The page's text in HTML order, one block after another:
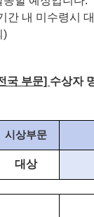
간 내 미수령시
)
국 부문] 수상자
시상부문
대상